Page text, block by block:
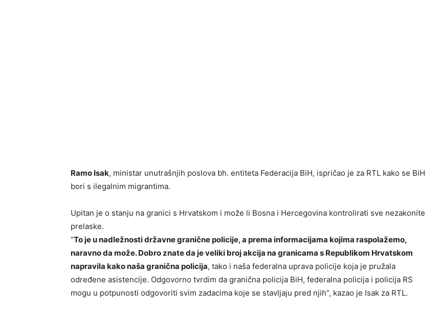
Ramo Isak, ministar unutrašnjih poslova bh. entiteta Federacija BiH, ispričao je za RTL kako se BiH
bori s ilegalnim migrantima.
Upitan je o stanju na granici s Hrvatskom i može li Bosna i Hercegovina kontrolirati sve nezakonite
prelaske.
“To je u nadležnosti državne granične policije, a prema informacijama kojima raspolažemo,
naravno da može. Dobro znate da je veliki broj akcija na granicama s Republikom Hrvatskom
napravila kako naša granična policija, tako i naša federalna uprava policije koja je pružala
određene asistencije. Odgovorno tvrdim da granična policija BiH, federalna policija i policija RS
mogu u potpunosti odgovoriti svim zadacima koje se stavljaju pred njih”, kazao je Isak za RTL.